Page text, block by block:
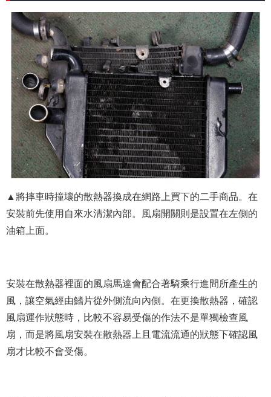
▲將摔車時撞壞的散熱器換成在網路上買下的二手商品。在
安裝前先使用自來水清潔內部。風扇開關則是設置在左側的
油箱上面。
安裝在散熱器裡面的風扇馬達會配合著騎乘行進間所產生的
風，讓空氣經由鰭片從外側流向內側。在更換散熱器，確認
風扇運作狀態時，比較不容易受傷的作法不是單獨檢查風
扇，而是將風扇安裝在散熱器上且電流流通的狀態下確認風
扇才比較不會受傷。